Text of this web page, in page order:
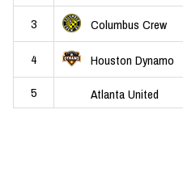
3 Columbus Crew
4 Houston Dynamo
5
Atlanta United